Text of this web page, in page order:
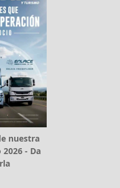
nuestra
- Da